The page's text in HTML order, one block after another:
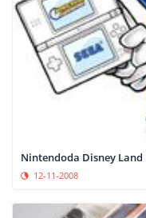
Nintendoda Disney Land
12-11-2008